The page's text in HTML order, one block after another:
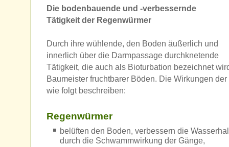
Die bodenbauende und -verbessernde
Tätigkeit der Regenwürmer
Durch ihre wühlende, den Boden äußerlich und
innerlich über die Darmpassage durchknetende
Tätigkeit, die auch als Bioturbation bezeichnet
Baumeister fruchtbarer Böden. Die Wirkungen
wie folgt beschreiben:
Regenwürmer
belüften den Boden, verbessern die
durch die Schwammwirkung der Gänge,